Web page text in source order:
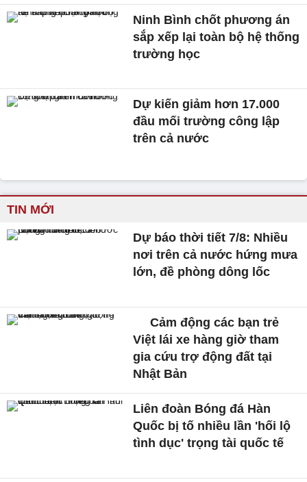
Ninh Bình chốt phương án
sắp xếp lại toàn bộ hệ thống
trường học
Dự kiến giảm hơn 17.000
đầu mối trường công lập
trên cả nước
TIN MỚI
Dự báo thời tiết 7/8: Nhiều
nơi trên cả nước hứng mưa
lớn, đề phòng dông lốc
Cảm động các bạn trẻ
Việt lái xe hàng giờ tham
gia cứu trợ động đất tại
Nhật Bản
Liên đoàn Bóng đá Hàn
Quốc bị tố nhiều lần 'hối lộ
tình dục' trọng tài quốc tế